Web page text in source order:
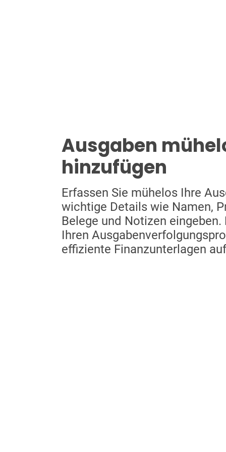
Ausgaben
hinzufügen
Erfassen Sie mühelos Ihre
wichtige Details wie Namen,
Belege und Notizen
Ihren
effiziente Finanzunterlagen